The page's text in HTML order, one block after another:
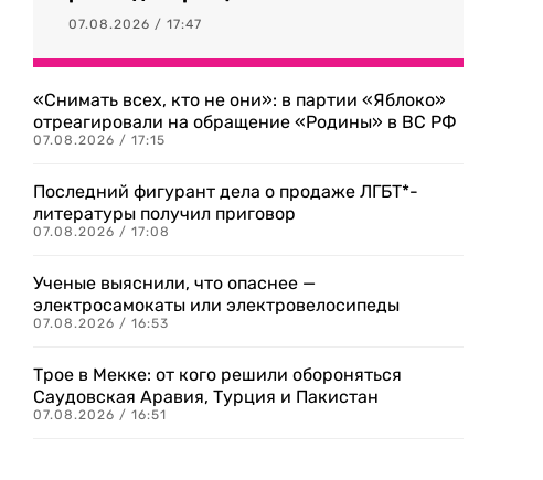
07.08.2026 / 17:47
«Снимать всех, кто не они»: в партии «Яблоко»
отреагировали на обращение «Родины» в ВС РФ
07.08.2026 / 17:15
Последний фигурант дела о продаже ЛГБТ*-
литературы получил приговор
07.08.2026 / 17:08
Ученые выяснили, что опаснее —
электросамокаты или электровелосипеды
07.08.2026 / 16:53
Трое в Мекке: от кого решили обороняться
Саудовская Аравия, Турция и Пакистан
07.08.2026 / 16:51